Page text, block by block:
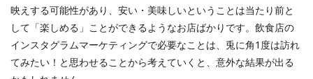
映えする可能性があり、安い・美味しいということは当たり前と
して「楽しめる」ことができるようなお店ばかりです。飲食店の
インスタグラムマーケティングで必要なことは、兎に角1度は訪れ
てみたい！と思わせることから考えていくと、意外な結果が出る